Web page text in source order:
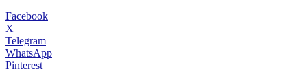
Facebook
X
Telegram
WhatsApp
Pinterest